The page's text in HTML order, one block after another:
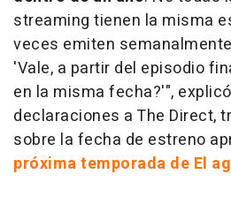
streaming tienen la misma
veces emiten
'Vale, a partir del episodio
en la misma fecha?'",
declaraciones a The Direct,
sobre la fecha de estreno
próxima temporada de El